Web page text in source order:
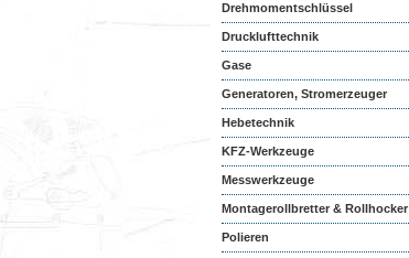
Drehmomentschlüssel
Drucklufttechnik
Gase
Generatoren, Stromerzeuger
Hebetechnik
KFZ-Werkzeuge
Messwerkzeuge
Montagerollbretter & Rollhocker
Polieren